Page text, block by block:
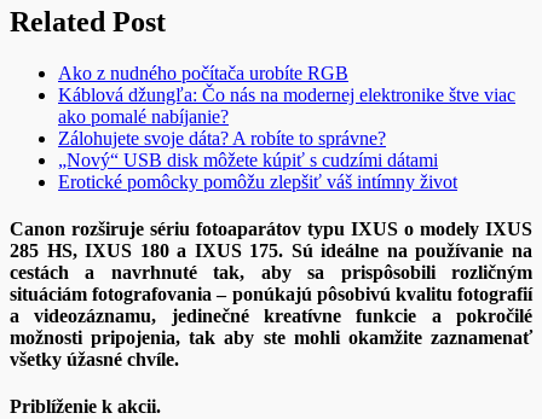
Related Post
Ako z nudného počítača urobíte RGB
Káblová džungľa: Čo nás na modernej elektronike štve viac
ako pomalé nabíjanie?
Zálohujete svoje dáta? A robíte to správne?
„Nový“ USB disk môžete kúpiť s cudzími dátami
Erotické pomôcky pomôžu zlepšiť váš intímny život
Canon rozširuje sériu fotoaparátov typu IXUS o modely IXUS
285 HS, IXUS 180 a IXUS 175. Sú ideálne na používanie na
cestách a navrhnuté tak, aby sa prispôsobili rozličným
situáciám fotografovania – ponúkajú pôsobivú kvalitu fotografií
a videozáznamu, jedinečné kreatívne funkcie a pokročilé
možnosti pripojenia, tak aby ste mohli okamžite zaznamenať
všetky úžasné chvíle.
Priblíženie k akcii.